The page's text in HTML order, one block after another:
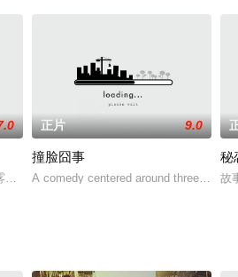
但是一堂普通的美术课，揭示出这个看似无
发了一场交通事故，失事司机就是前来调
正片 9.0
撞脸囧事
A comedy centered around three
秘
故